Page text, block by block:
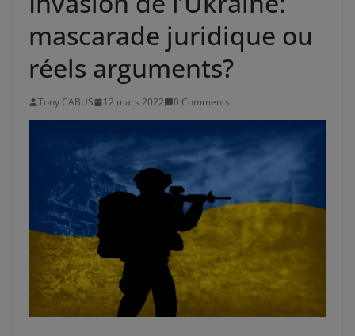
mascarade juridique ou
réels arguments?
Tony CABUS 12 mars 2022 0 Comments